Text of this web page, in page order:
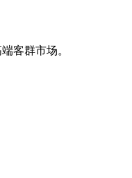
客群市场。